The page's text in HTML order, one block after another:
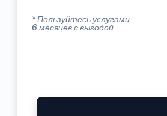
* Пользуйтесь услугами
6 месяцев с выгодой